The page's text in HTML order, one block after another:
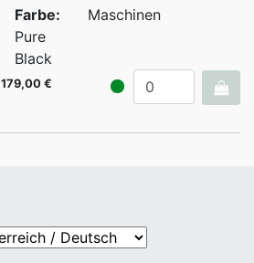
Farbe:
Pure
Black
Maschinen
179,00 €